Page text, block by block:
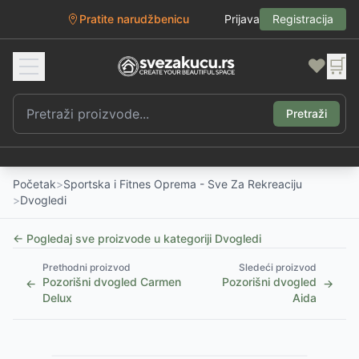
Pratite narudžbenicu Prijava Registracija
❤️ 🛒
Pretraži
Početak>Sportska i Fitnes Oprema - Sve Za Rekreaciju
>Dvogledi
← Pogledaj sve proizvode u kategoriji Dvogledi
←
Prethodni proizvod
Pozorišni dvogled Carmen
Delux
Sledeći proizvod
Pozorišni dvogled
Aida
→